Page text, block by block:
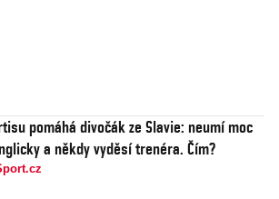
pomáhá divočák ze Slavie: neumí moc
a někdy vyděsí trenéra. Čím?